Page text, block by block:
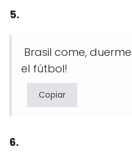
5.
Brasil come,
el fútbol!
Copiar
6.